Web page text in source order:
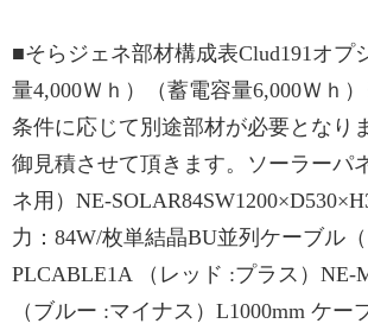
■そらジェネ部材構成表Clud191オプ
量4,000Ｗｈ）（蓄電容量6,000Ｗｈ
条件に応じて別途部材が必要となり
御見積させて頂きます。ソーラーパ
ネ用）NE-
力：84W/枚単結晶BU並列ケーブル
PLCABLE1A （レッド :プラス）NE-
（ブルー :マイナス）L1000mm ケー